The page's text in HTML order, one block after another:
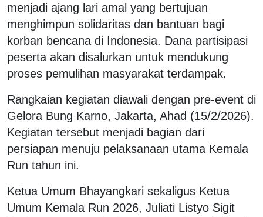
menjadi ajang lari amal yang bertujuan
menghimpun solidaritas dan bantuan bagi
korban bencana di Indonesia. Dana partisipasi
peserta akan disalurkan untuk mendukung
proses pemulihan masyarakat terdampak.
Rangkaian kegiatan diawali dengan pre-event di
Gelora Bung Karno, Jakarta, Ahad (15/2/2026).
Kegiatan tersebut menjadi bagian dari
persiapan menuju pelaksanaan utama Kemala
Run tahun ini.
Ketua Umum Bhayangkari sekaligus Ketua
Umum Kemala Run 2026, Juliati Listyo Sigit